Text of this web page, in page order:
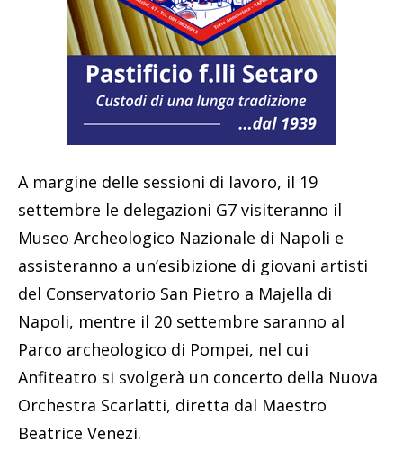
A margine delle sessioni di lavoro, il 19
settembre le delegazioni G7 visiteranno il
Museo Archeologico Nazionale di Napoli e
assisteranno a un’esibizione di giovani artisti
del Conservatorio San Pietro a Majella di
Napoli, mentre il 20 settembre saranno al
Parco archeologico di Pompei, nel cui
Anfiteatro si svolgerà un concerto della Nuova
Orchestra Scarlatti, diretta dal Maestro
Beatrice Venezi.